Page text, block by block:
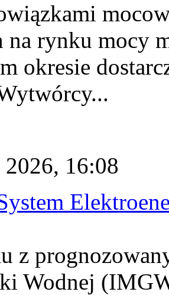
na rynku mocy
okresie
16:08
z
Wodnej